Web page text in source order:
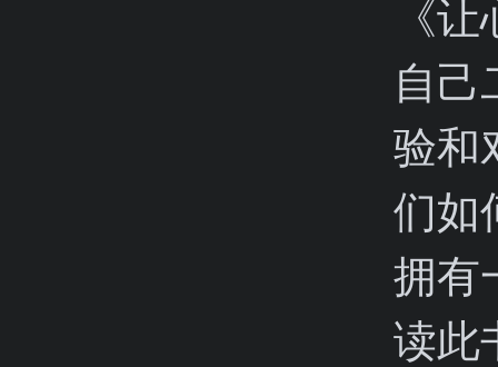
《
自己
验和
们如
拥有
读此